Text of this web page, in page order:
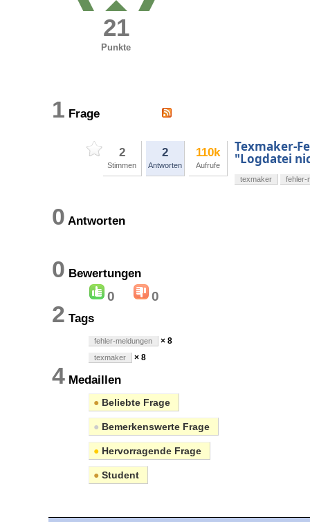
21
Punkte
1 Frage
2
Stimmen
2
Antworten
110k
Aufrufe
Texmaker-
"Logdatei
texmaker fehler-
0 Antworten
0 Bewertungen
0 0
2 Tags
fehler-meldungen × 8
texmaker × 8
4 Medaillen
● Beliebte Frage
● Bemerkenswerte Frage
● Hervorragende Frage
● Student